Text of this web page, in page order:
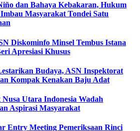
dan Bahaya Kebakaran, Hukum
Masyarakat Tondei Satu
Diskominfo Minsel Tembus Istana
Apresiasi Khusus‎
Budaya, ASN Inspektorat
Kompak Kenakan Baju Adat
Utara Indonesia Wadah
Aspirasi Masyarakat
Entry Meeting Pemeriksaan Rinci